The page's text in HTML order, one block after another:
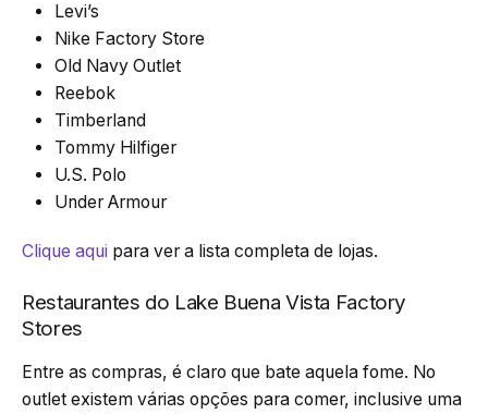
Levi’s
Nike Factory Store
Old Navy Outlet
Reebok
Timberland
Tommy Hilfiger
U.S. Polo
Under Armour
Clique aqui para ver a lista completa de lojas.
Restaurantes do Lake Buena Vista Factory
Stores
Entre as compras, é claro que bate aquela fome. No
outlet existem várias opções para comer, inclusive uma